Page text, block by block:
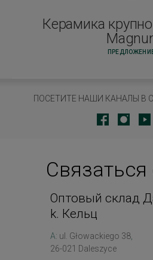
Керамика
ПОСЕТИТЕ НАШИ КАНАЛЫ В
Оптовый склад
k. Кельц
A: ul. Głowackiego 38
26-021 Daleszyce